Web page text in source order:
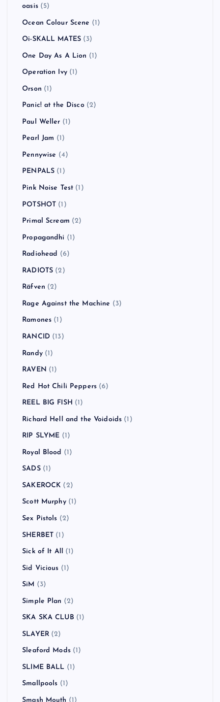
oasis(5)
Ocean Colour Scene (1)
Oi-SKALL MATES (3)
One Day As A Lion (1)
Operation Ivy(1)
Orson (1)
Panic! at the Disco(2)
Paul Weller (1)
Pearl Jam (1)
Pennywise (4)
PENPALS (1)
Pink Noise Test (1)
POTSHOT (1)
Primal Scream (2)
Propagandhi (1)
Radiohead (6)
RADIOTS (2)
Räfven (2)
Rage Against the Machine (3)
Ramones (1)
RANCID (13)
Randy(1)
RAVEN (1)
Red Hot Chili Peppers (6)
REEL BIG FISH (1)
Richard Hell and the Voidoids (1)
RIP SLYME (1)
Royal Blood (1)
SADS(1)
SAKEROCK (2)
Scott Murphy(1)
Sex Pistols (2)
SHERBET (1)
Sick of It All (1)
Sid Vicious (1)
SiM (3)
Simple Plan (2)
SKA SKA CLUB (1)
SLAYER(2)
Sleaford Mods(1)
SLIME BALL (1)
Smallpools (1)
Smash Mouth (1)